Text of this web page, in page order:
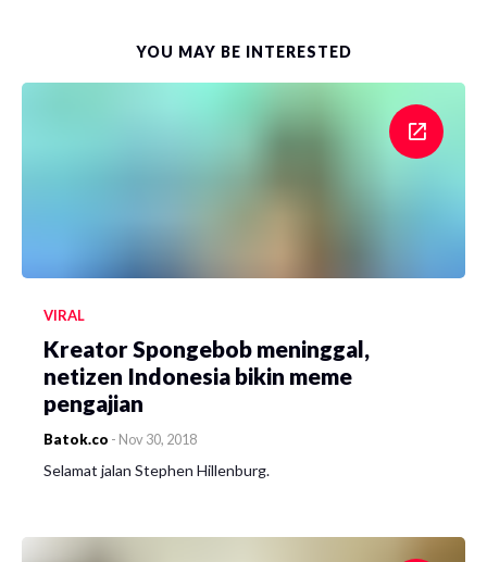
YOU MAY BE INTERESTED
VIRAL
Kreator Spongebob meninggal,
netizen Indonesia bikin meme
pengajian
Batok.co - Nov 30, 2018
Selamat jalan Stephen Hillenburg.